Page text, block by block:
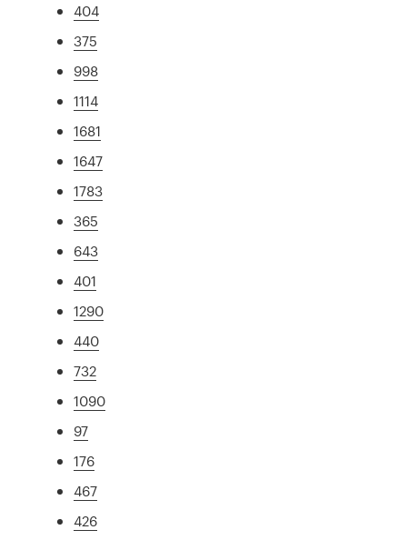
404
375
998
1114
1681
1647
1783
365
643
401
1290
440
732
1090
97
176
467
426